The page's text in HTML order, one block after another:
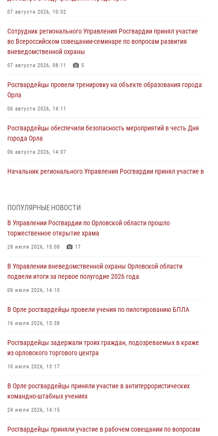
07 августа 2026, 10:02
Сотрудник регионального Управления Росгвардии принял участие
во Всероссийском совещании-семинаре по вопросам развития
вневедомственной охраны
07 августа 2026, 08:11 5
Росгвардейцы провели тренировку на объекте образования города
Орла
06 августа 2026, 14:11
Росгвардейцы обеспечили безопасность мероприятий в честь Дня
города Орла
06 августа 2026, 14:07
Начальник регионального Управления Росгвардии принял участие в
первое полугодие
05 августа 2026, 13:12
совершении противоправных действий
04 августа 2026, 14:21
04 августа 2026, 14:06
предоставлении госуслуг
03 августа 2026, 14:30
ПОПУЛЯРНЫЕ НОВОСТИ
В Управлении Росгвардии по Орловской области прошло
торжественное открытие храма
28 июля 2026, 15:08 17
В Управлении вневедомственной охраны Орловской области
подвели итоги за первое полугодие 2026 года
09 июля 2026, 14:10
В Орле росгвардейцы провели учения по пилотированию БПЛА
16 июля 2026, 13:38
Росгвардейцы задержали троих граждан, подозреваемых в краже
из орловского торгового центра
10 июля 2026, 13:17
В Орле росгвардейцы приняли участие в антитеррористических
командно-штабных учениях
24 июля 2026, 14:15
Росгвардейцы приняли участие в рабочем совещании по вопросам